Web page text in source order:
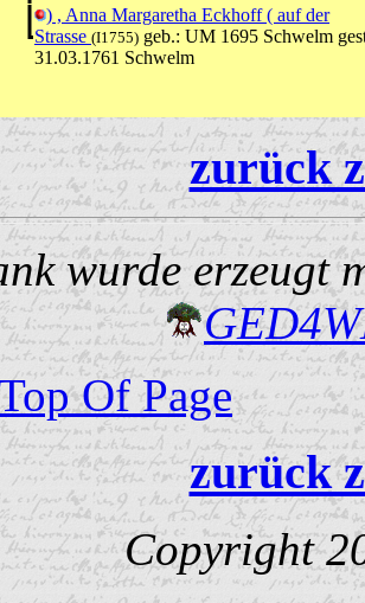
) , Anna Margaretha Eckhoff ( auf der
Strasse (I1755) geb.: UM 1695 Schwelm
31.03.1761 Schwelm
zurück
wurde erzeugt
Of Page
zurück
Copyright